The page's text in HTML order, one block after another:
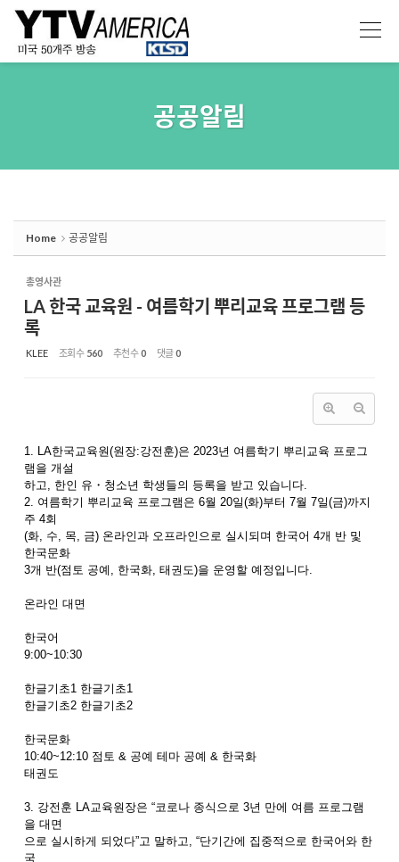
공공알림
Home 공공알림
총영사관
LA 한국 교육원 - 여름학기 뿌리교육 프로그램 등
록
KLEE 조회 수 560 추천 수0 댓글0
1. LA한국교육원(원장:강전훈)은 2023년 여름학기 뿌리교육 프로그
램을 개설
하고, 한인 유・청소년 학생들의 등록을 받고 있습니다.
2. 여름학기 뿌리교육 프로그램은 6월 20일(화)부터 7월 7일(금)까지
주 4회
(화, 수, 목, 금) 온라인과 오프라인으로 실시되며 한국어 4개 반 및
한국문화
3개 반(점토 공예, 한국화, 태권도)을 운영할 예정입니다.
온라인 대면
한국어
9:00~10:30
한글기초1 한글기초1
한글기초2 한글기초2
한국문화
10:40~12:10 점토 & 공예 테마 공예 & 한국화
태권도
3. 강전훈 LA교육원장은 “코로나 종식으로 3년 만에 여름 프로그램
을 대면
으로 실시하게 되었다”고 말하고, “단기간에 집중적으로 한국어와 한
국